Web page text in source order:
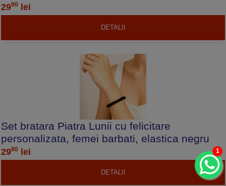
2990 lei
DETALII
Set bratara Piatra Lunii cu felicitare
personalizata, femei barbati, elastica negru
2980 lei
DETALII
1